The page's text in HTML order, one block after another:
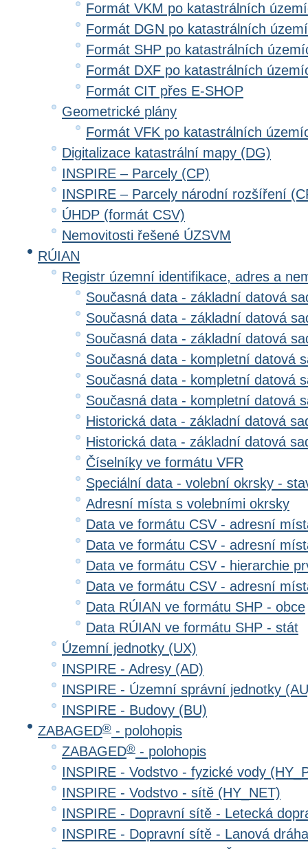
Formát VKM po katastrálních
Formát DGN po katastrálních
Formát SHP po katastrálních
Formát DXF po katastrálních
Formát CIT přes E-SHOP
Geometrické plány
Formát VFK po katastrálních
Digitalizace katastrální mapy (DG)
INSPIRE – Parcely (CP)
INSPIRE – Parcely národní rozšíření
ÚHDP (formát CSV)
Nemovitosti řešené ÚZSVM
RÚIAN
Registr územní identifikace, adres a
Současná data - základní datová
Současná data - základní datová
Současná data - základní datová
Současná data - kompletní datová
Současná data - kompletní datová
Současná data - kompletní datová
Historická data - základní datová
Historická data - základní datová
Číselníky ve formátu VFR
Speciální data - volební okrsky -
Adresní místa s volebními okrsky
Data ve formátu CSV - adresní
Data ve formátu CSV - adresní
Data ve formátu CSV - hierarchie
Data ve formátu CSV - adresní
Data RÚIAN ve formátu SHP - obce
Data RÚIAN ve formátu SHP - stát
Územní jednotky (UX)
INSPIRE - Adresy (AD)
INSPIRE - Územní správní jednotky
INSPIRE - Budovy (BU)
ZABAGED® - polohopis
ZABAGED® - polohopis
INSPIRE - Vodstvo - fyzické vody
INSPIRE - Vodstvo - sítě (HY_NET)
INSPIRE - Dopravní sítě - Letecká
INSPIRE - Dopravní sítě - Lanová